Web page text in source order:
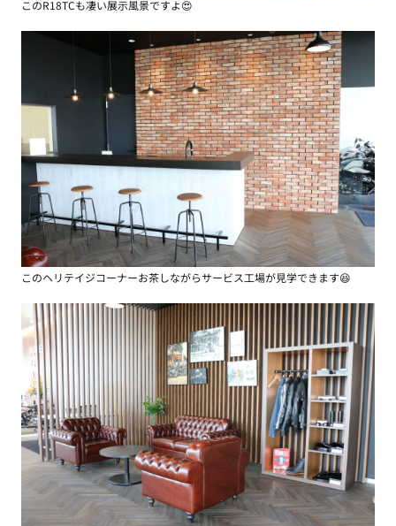
このR18TCも凄い展示風景ですよ😍
このヘリテイジコーナーお茶しながらサービス工場が見学できます😆